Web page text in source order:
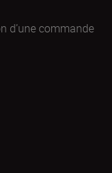
d’une commande